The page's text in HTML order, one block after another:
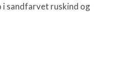
i sandfarvet ruskind og